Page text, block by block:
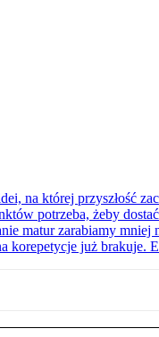
na której przyszłość
potrzeba, żeby
matur zarabiamy mniej
korepetycje już brakuje.